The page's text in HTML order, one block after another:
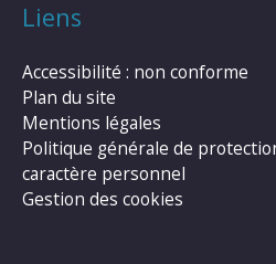
Liens
Accessibilité : non conforme
Plan du site
Mentions légales
Politique générale de
caractère personnel
Gestion des cookies